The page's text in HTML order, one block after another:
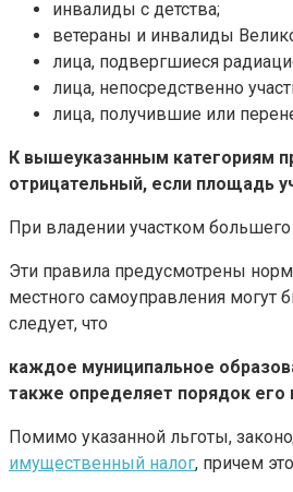
инвалиды с детства;
ветераны и инвалиды
лица, подвергшиеся
лица, непосредственно
лица, получившие или
К вышеуказанным категориям
отрицательный, если площадь
При владении участком
Эти правила предусмотрены
местного самоуправления могут
следует, что
каждое муниципальное
также определяет порядок его
Помимо указанной льготы,
имущественный налог, причем